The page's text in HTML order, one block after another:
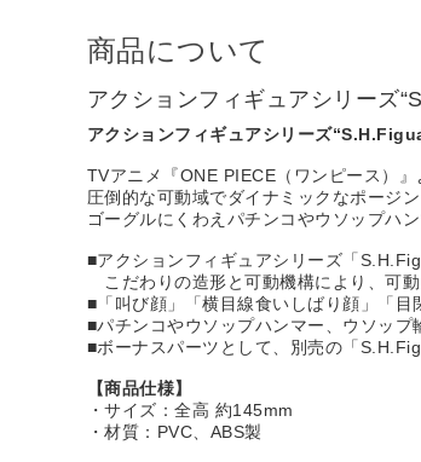
商品について
アクションフィギュアシリーズ
アクションフィギュアシリーズ
TVアニメ『ONE PIECE（ワンピース）
圧倒的な可動域でダイナミックなポージン
ゴーグルにくわえパチンコやウソップハ
■アクションフィギュアシリーズ「
こだわりの造形と可動機構により、可動
■「叫び顔」「横目線食いしばり顔」「
■パチンコやウソップハンマー、ウソップ
■ボーナスパーツとして、別売の「
【商品仕様】
・サイズ：全高 約145mm
・材質：PVC、ABS製